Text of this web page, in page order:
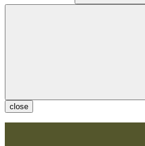
close